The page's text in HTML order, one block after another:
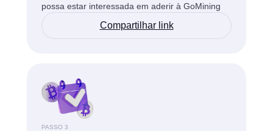
possa estar interessada em aderir à GoMining
Compartilhar link
PASSO 3